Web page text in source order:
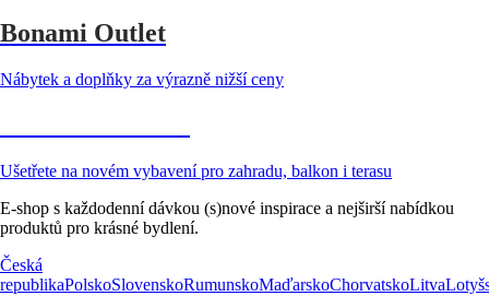
Bonami Outlet
Nábytek a doplňky za výrazně nižší ceny
Ušetřete na novém vybavení pro zahradu, balkon i terasu
E-shop s každodenní dávkou (s)nové inspirace a nejširší nabídkou
produktů pro krásné bydlení.
Česká
republikaPolskoSlovenskoRumunskoMaďarskoChorvatskoLitva